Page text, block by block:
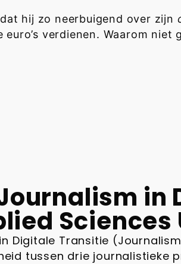
hij zo neerbuigend over zijn
verdienen. Waarom
in
Sciences
Digitale Transitie
tussen drie journalistieke